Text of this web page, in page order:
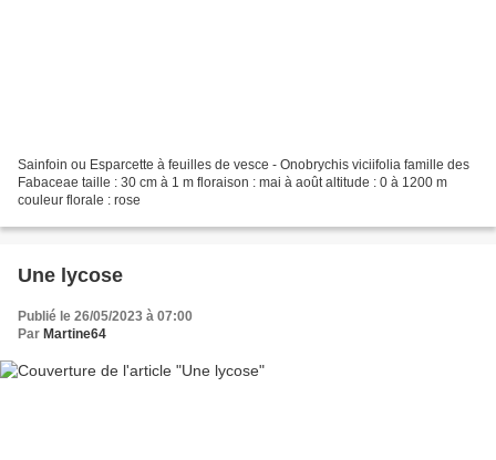
Sainfoin ou Esparcette à feuilles de vesce - Onobrychis viciifolia famille des
Fabaceae taille : 30 cm à 1 m floraison : mai à août altitude : 0 à 1200 m
couleur florale : rose
Une lycose
Publié le 26/05/2023 à 07:00
Par Martine64